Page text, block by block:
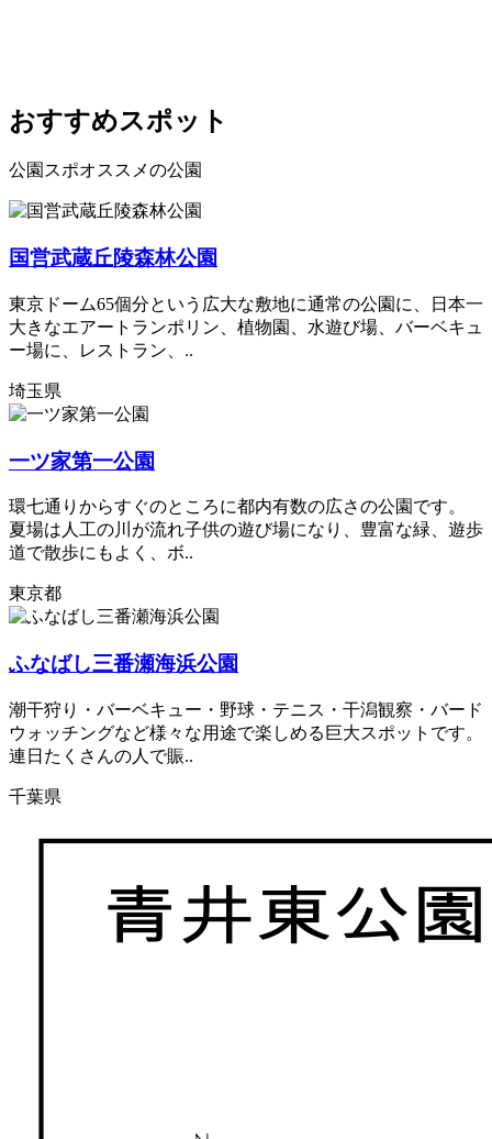
おすすめスポット
公園スポオススメの公園
国営武蔵丘陵森林公園
東京ドーム65個分という広大な敷地に通常の公園に、日本一
大きなエアートランポリン、植物園、水遊び場、バーベキュ
ー場に、レストラン、..
埼玉県
一ツ家第一公園
環七通りからすぐのところに都内有数の広さの公園です。
夏場は人工の川が流れ子供の遊び場になり、豊富な緑、遊歩
道で散歩にもよく、ボ..
東京都
ふなばし三番瀬海浜公園
潮干狩り・バーベキュー・野球・テニス・干潟観察・バード
ウォッチングなど様々な用途で楽しめる巨大スポットです。
連日たくさんの人で賑..
千葉県